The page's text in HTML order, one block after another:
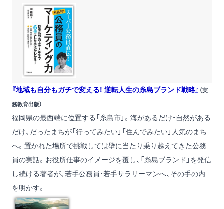
『地域も自分もガチで変える! 逆転人生の糸島ブランド戦略』 （実
務教育出版）
福岡県の最西端に位置する「糸島市」。海があるだけ・自然がある
だけ、だったまちが「行ってみたい」「住んでみたい」人気のまち
へ。置かれた場所で挑戦しては壁に当たり乗り越えてきた公務
員の実話。お役所仕事のイメージを覆し、「糸島ブランド」を発信
し続ける著者が、若手公務員・若手サラリーマンへ、その手の内
を明かす。